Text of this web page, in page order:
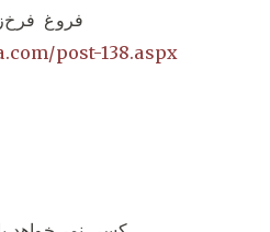
فروغ
post-138.aspx